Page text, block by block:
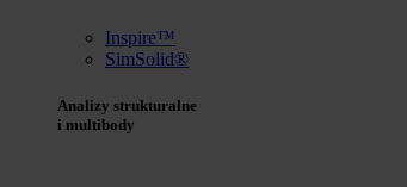
Inspire™
SimSolid®
Analizy strukturalne
i multibody